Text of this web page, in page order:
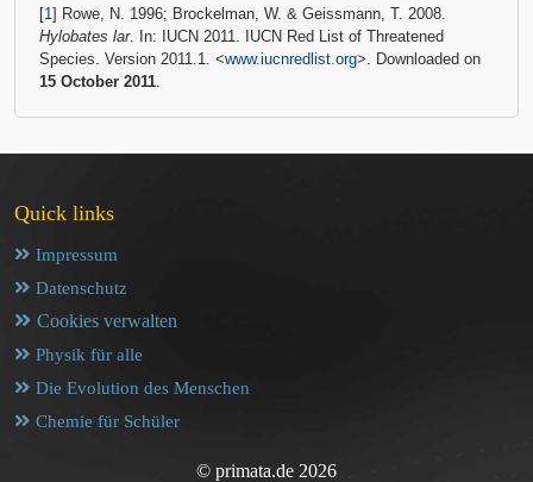
[1] Rowe, N. 1996; Brockelman, W. & Geissmann, T. 2008.
Hylobates lar. In: IUCN 2011. IUCN Red List of Threatened
Species. Version 2011.1. <www.iucnredlist.org>. Downloaded on
15 October 2011
Quick links
Impressum
Datenschutz
Cookies verwalten
Physik für alle
Die Evolution des Menschen
Chemie für Schüler
© primata.de 2026